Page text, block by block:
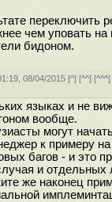
переключить
чем уповать
бидоном.
08/04/2015 [^] [^^] [^^^]
языках и не
вообще.
могут
к примеру
багов - и это
и отдельных
же наконец